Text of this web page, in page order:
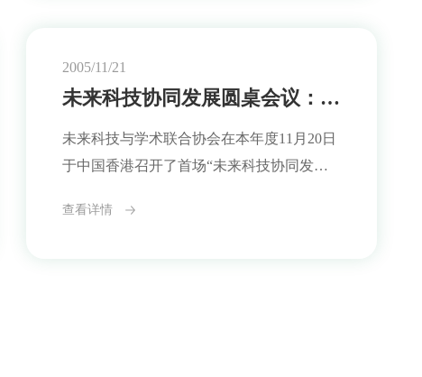
定学科领域组织的国际性议题合作会议，标
志着协会从制度搭建阶段迈入以实际科研问
议题：（一）新型
2005/11/21
未来科技协同发展圆桌会议：构建跨学科国际合作机制
未来科技与学术联合协会在本年度11月20日
于中国香港召开了首场“未来科技协同发展
构代表、高等教育工作者以及青年学者参与
查看详情